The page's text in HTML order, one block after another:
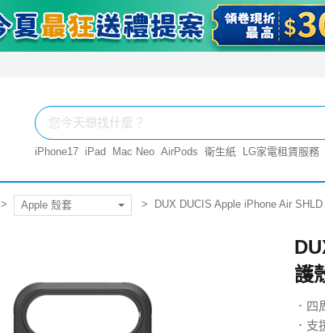
iPhone17 iPad Mac Neo AirPods 衛生紙 LG家電租賃服務
Apple 殼套 DUX DUCIS Apple iPhone Air
護
．四
．